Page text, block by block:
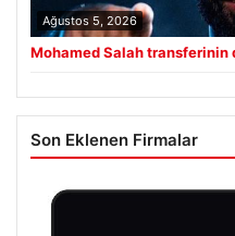
Ağustos 5, 2026
Mohamed Salah transferinin
Son Eklenen Firmalar